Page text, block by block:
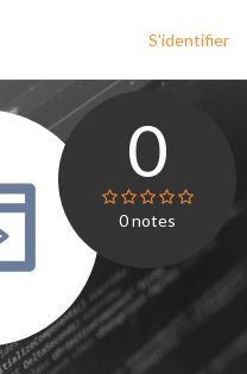
S'identifier
0
0notes